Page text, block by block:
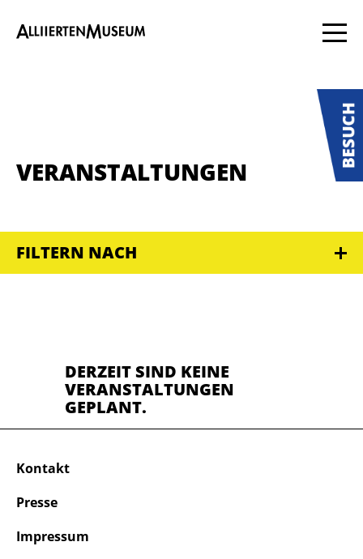
VERANSTALTUNGEN
FILTERN NACH
DERZEIT SIND KEINE
VERANSTALTUNGEN
GEPLANT.
Kontakt
Presse
Impressum